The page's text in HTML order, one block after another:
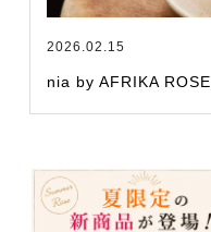
2026.02.15
nia by AFRIKA ROSE